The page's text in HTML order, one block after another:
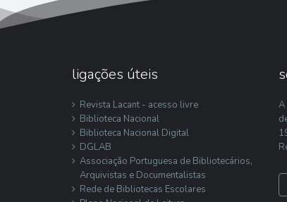
ligações úteis
Revista Lacant - acesso livre
Biblioteca Nacional
Biblioteca Nacional Digital
DGLAB
Associação Portuguesa de Bibliotecários,
Arquivistas e Documentalistas
Rede de Bibliotecas Escolares
A